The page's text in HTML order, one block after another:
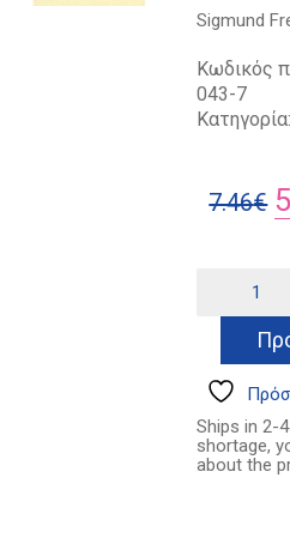
Sigmund
Κωδικός
043-7
7.46€
ψυχικής
ανατομίας
ποσότητα
Ships in 2-
shortage,
about the